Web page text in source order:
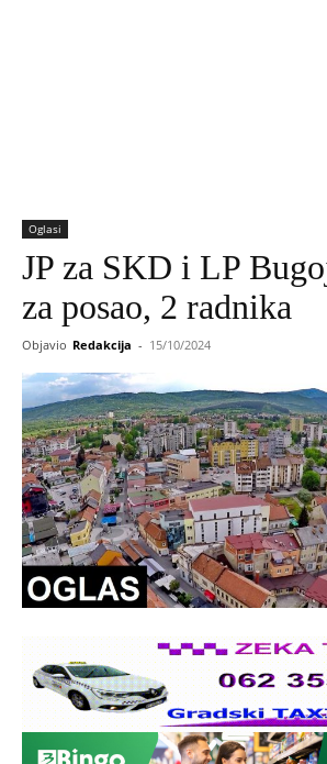
Oglasi
JP za SKD i LP
za posao, 2 radnika
Objavio Redakcija - 15/10/2024